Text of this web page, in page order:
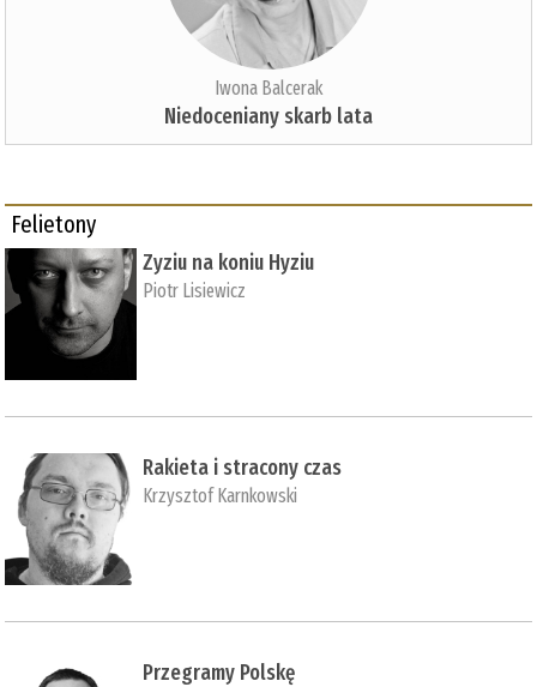
Iwona Balcerak
Niedoceniany skarb lata
Felietony
Zyziu na koniu Hyziu
Piotr Lisiewicz
Rakieta i stracony czas
Krzysztof Karnkowski
Przegramy Polskę